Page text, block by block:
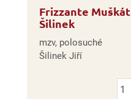
Frizzante
Šilinek
mzv, polosuché
Šilinek Jiří